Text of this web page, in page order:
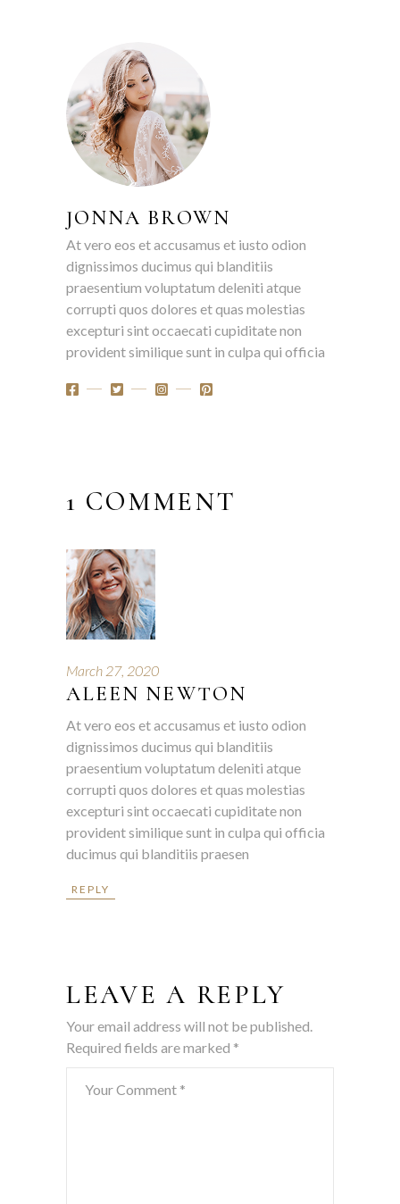
JONNA BROWN
At vero eos et accusamus et iusto odion
dignissimos ducimus qui blanditiis
praesentium voluptatum deleniti atque
corrupti quos dolores et quas molestias
excepturi sint occaecati cupiditate non
provident similique sunt in culpa qui officia
1 COMMENT
March 27, 2020
ALEEN NEWTON
At vero eos et accusamus et iusto odion
dignissimos ducimus qui blanditiis
praesentium voluptatum deleniti atque
corrupti quos dolores et quas molestias
excepturi sint occaecati cupiditate non
provident similique sunt in culpa qui officia
ducimus qui blanditiis praesen
REPLY
LEAVE A REPLY
Your email address will not be published.
Required fields are marked *